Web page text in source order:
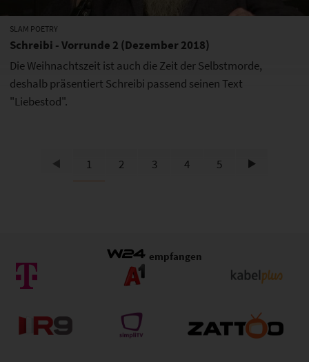
SLAM POETRY
Schreibi - Vorrunde 2 (Dezember 2018)
Die Weihnachtszeit ist auch die Zeit der Selbstmorde,
deshalb präsentiert Schreibi passend seinen Text
"Liebestod".
1 2 3 4 5
empfangen